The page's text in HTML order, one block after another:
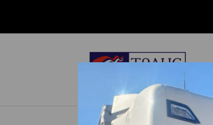
ПЕРЕВОЗКА ЧТО МЫПЕРЕВОЗИМ